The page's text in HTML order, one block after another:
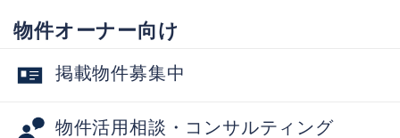
物件オーナー向け
掲載物件募集中
物件活用相談・コンサルティング